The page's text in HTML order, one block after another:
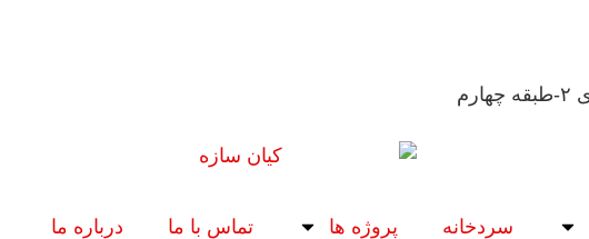
سردخانه پروژه ها تماس با ما درباره ما